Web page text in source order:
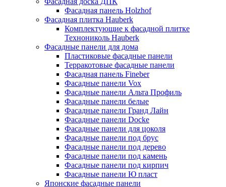
Фасадная панель Holzhof
Фасадная плитка Hauberk
Комплектующие к фасадной плитке
Технониколь Hauberk
Фасадные панели для дома
Пластиковые фасадные панели
Терракотовые фасадные панели
Фасадная панель Fineber
Фасадные панели Vox
Фасадные панели Альта Профиль
Фасадные панели белые
Фасадные панели Гранд Лайн
Фасадные панели Docke
Фасадные панели для цоколя
Фасадные панели под брус
Фасадные панели под дерево
Фасадные панели под камень
Фасадные панели под кирпич
Фасадные панели Ю пласт
Японские фасадные панели